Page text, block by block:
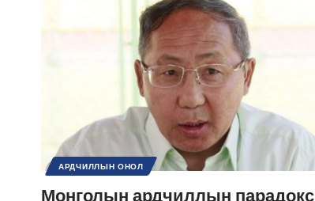
АРДЧИЛЛЫН ОНОЛ
Монголын ардчиллын парадокс